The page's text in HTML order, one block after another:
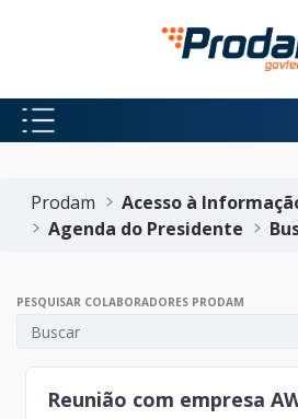
Pular para o Conteúdo principal
Prodam
Acesso à
Agenda do Presidente
PESQUISAR COLABORADORES PRODAM
Reunião com empresa